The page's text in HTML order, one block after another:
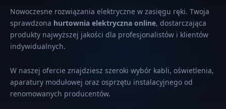
Nowoczesne rozwiązania elektryczne w zasięgu ręki. Twoja
sprawdzona hurtownia elektryczna online, dostarczająca
produkty najwyższej jakości dla profesjonalistów i klientów
indywidualnych.
W naszej ofercie znajdziesz szeroki wybór kabli, oświetlenia,
aparatury modułowej oraz osprzętu instalacyjnego od
renomowanych producentów.